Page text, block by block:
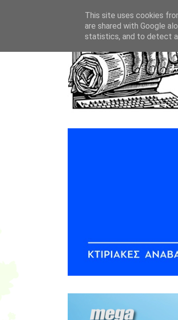
This site uses cookies
are shared with Google
statistics, and to detect